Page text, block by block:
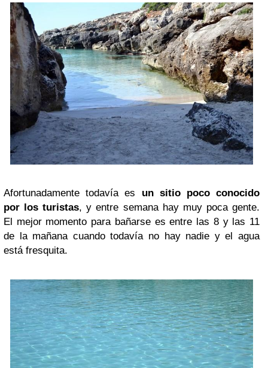
Afortunadamente todavía es un sitio poco conocido
por los turistas, y entre semana hay muy poca gente.
El mejor momento para bañarse es entre las 8 y las 11
de la mañana cuando todavía no hay nadie y el agua
está fresquita.